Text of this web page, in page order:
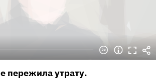
пережила утрату.